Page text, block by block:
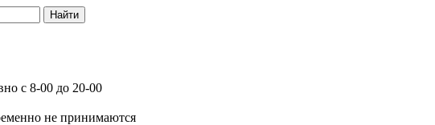
не принимаются